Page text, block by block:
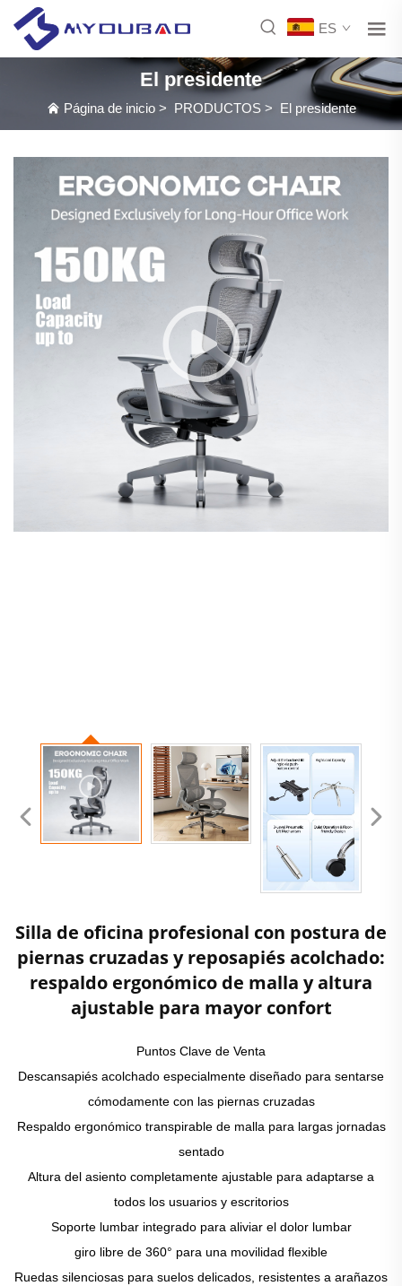
ES
El presidente
Página de inicio> PRODUCTOS> El presidente
Silla de oficina profesional con postura de
piernas cruzadas y reposapiés acolchado:
respaldo ergonómico de malla y altura
ajustable para mayor confort
Puntos Clave de Venta
Descansapiés acolchado especialmente diseñado para sentarse
cómodamente con las piernas cruzadas
Respaldo ergonómico transpirable de malla para largas jornadas
sentado
Altura del asiento completamente ajustable para adaptarse a
todos los usuarios y escritorios
Soporte lumbar integrado para aliviar el dolor lumbar
giro libre de 360° para una movilidad flexible
Ruedas silenciosas para suelos delicados, resistentes a arañazos